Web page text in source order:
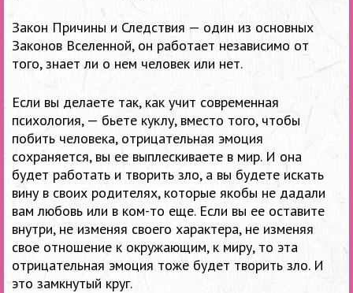
Закон Причины и Следствия — один из основных
Законов Вселенной, он работает независимо от
того, знает ли о нем человек или нет.
Если вы делаете так, как учит современная
психология, — бьете куклу, вместо того, чтобы
побить человека, отрицательная эмоция
сохраняется, вы ее выплескиваете в мир. И она
будет работать и творить зло, а вы будете искать
вину в своих родителях, которые якобы не дадали
вам любовь или в ком-то еще. Если вы ее оставите
внутри, не изменяя своего характера, не изменяя
свое отношение к окружающим, к миру, то эта
отрицательная эмоция тоже будет творить зло. И
это замкнутый круг.